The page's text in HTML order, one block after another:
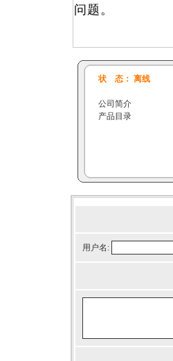
问题。
状 态： 离线
公司简介
产品目录
用户名: